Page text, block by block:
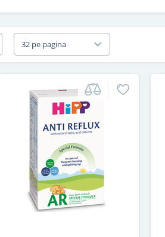
32 pe pagina